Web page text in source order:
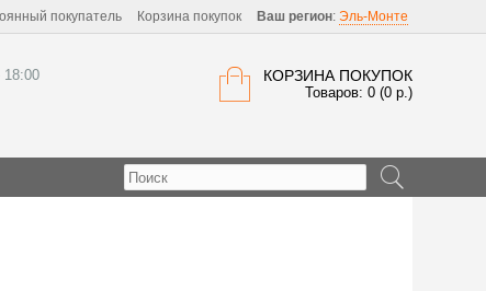
покупатель Корзина покупок Ваш регион: Эль-Монте
КОРЗИНА ПОКУПОК
Товаров: 0 (0 р.)
18:00